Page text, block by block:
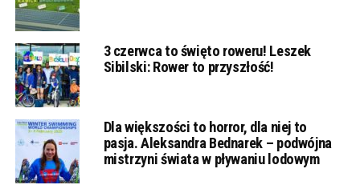
3 czerwca to święto roweru! Leszek
Sibilski: Rower to przyszłość!
Dla większości to horror, dla niej to
pasja. Aleksandra Bednarek – podwójna
mistrzyni świata w pływaniu lodowym